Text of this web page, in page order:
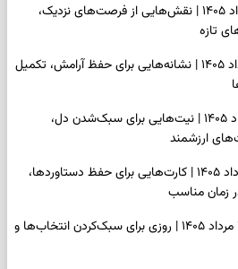
فال قهوه امروز جمعه ۱۶ مرداد ۱۴۰۵ | نقش‌هایی از فرصت‌های نزدیک،
تازه
فال شمع امروز جمعه ۱۶ مرداد ۱۴۰۵ | نشانه‌هایی برای حفظ آرامش، تکمیل
فال ابجد امروز جمعه ۱۶ مرداد ۱۴۰۵ | نیت‌هایی برای سبک‌شدن دل،
ارزشمند
فال تاروت امروز جمعه ۱۶ مرداد ۱۴۰۵ | کارت‌هایی برای حفظ دستاوردها،
زمان مناسب
فال سرنوشت امروز جمعه ۱۶ مرداد ۱۴۰۵ | روزی برای سبک‌کردن انتخاب‌ها و